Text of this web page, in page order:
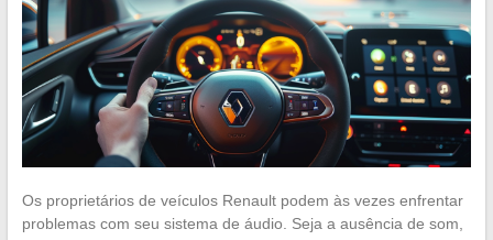
Os proprietários de veículos Renault podem às vezes enfrentar
problemas com seu sistema de áudio. Seja a ausência de som,